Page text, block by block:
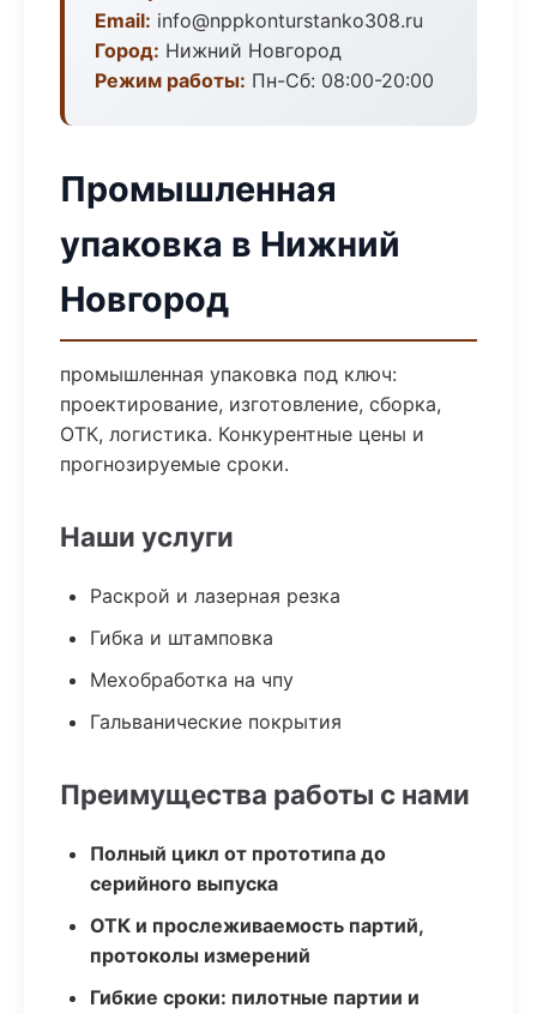
Email: info@nppkonturstanko308.ru
Город: Нижний Новгород
Режим работы: Пн-Сб: 08:00-20:00
Промышленная
упаковка в Нижний
Новгород
промышленная упаковка под ключ:
проектирование, изготовление, сборка,
ОТК, логистика. Конкурентные цены и
прогнозируемые сроки.
Наши услуги
Раскрой и лазерная резка
Гибка и штамповка
Мехобработка на чпу
Гальванические покрытия
Преимущества работы с нами
Полный цикл от прототипа до
серийного выпуска
ОТК и прослеживаемость партий,
протоколы измерений
Гибкие сроки: пилотные партии и